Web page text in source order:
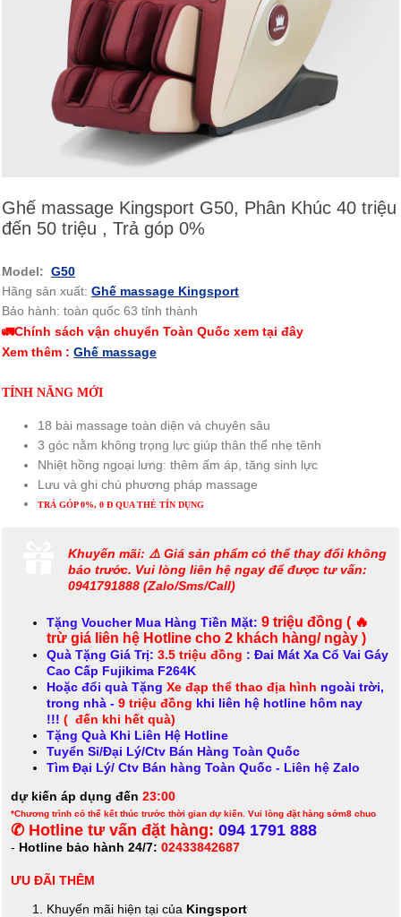
Ghế massage Kingsport G50, Phân Khúc 40 triệu
đến 50 triệu , Trả góp 0%
Model: G50
Hãng sản xuất: Ghế massage Kingsport
Bảo hành: toàn quốc 63 tỉnh thành
🚛Chính sách vận chuyển Toàn Quốc xem tại đây
Xem thêm : Ghế massage
TÍNH NĂNG MỚI
18 bài massage toàn diện và chuyên sâu
3 góc nằm không trọng lực giúp thân thể nhẹ tênh
Nhiệt hồng ngoại lưng: thêm ấm áp, tăng sinh lực
Lưu và ghi chú phương pháp massage
TRẢ GÓP 0%, 0 Đ QUA THẺ TÍN DỤNG
Khuyến mãi: ⚠️ Giá sản phẩm có thể thay đổi không
báo trước. Vui lòng liên hệ ngay để được tư vấn:
0941791888 (Zalo/Sms/Call)
Tặng Voucher Mua Hàng Tiền Mặt: 9 triệu đồng ( 🔥
trừ giá liên hệ Hotline cho 2 khách hàng/ ngày )
Quà Tặng Giá Trị: 3.5 triệu đồng : Đai Mát Xa Cổ Vai Gáy
Cao Cấp Fujikima F264K
Hoặc đổi quà Tặng Xe đạp thể thao địa hình ngoài trời,
trong nhà - 9 triệu đồng khi liên hệ hotline hôm nay
!!! ( đến khi hết quà)
Tặng Quà Khi Liên Hệ Hotline
Tuyển Sỉ/Đại Lý/Ctv Bán Hàng Toàn Quốc
Tìm Đại Lý/ Ctv Bán hàng Toàn Quốc - Liên hệ Zalo
dự kiến áp dụng đến 23:00
*Chương trình có thể kết thúc trước thời gian dự kiến. Vui lòng đặt hàng sớm8 chuo
✆ Hotline tư vấn đặt hàng: 094 1791 888
- Hotline bảo hành 24/7: 02433842687
ƯU ĐÃI THÊM
Khuyến mãi hiện tại của Kingsport